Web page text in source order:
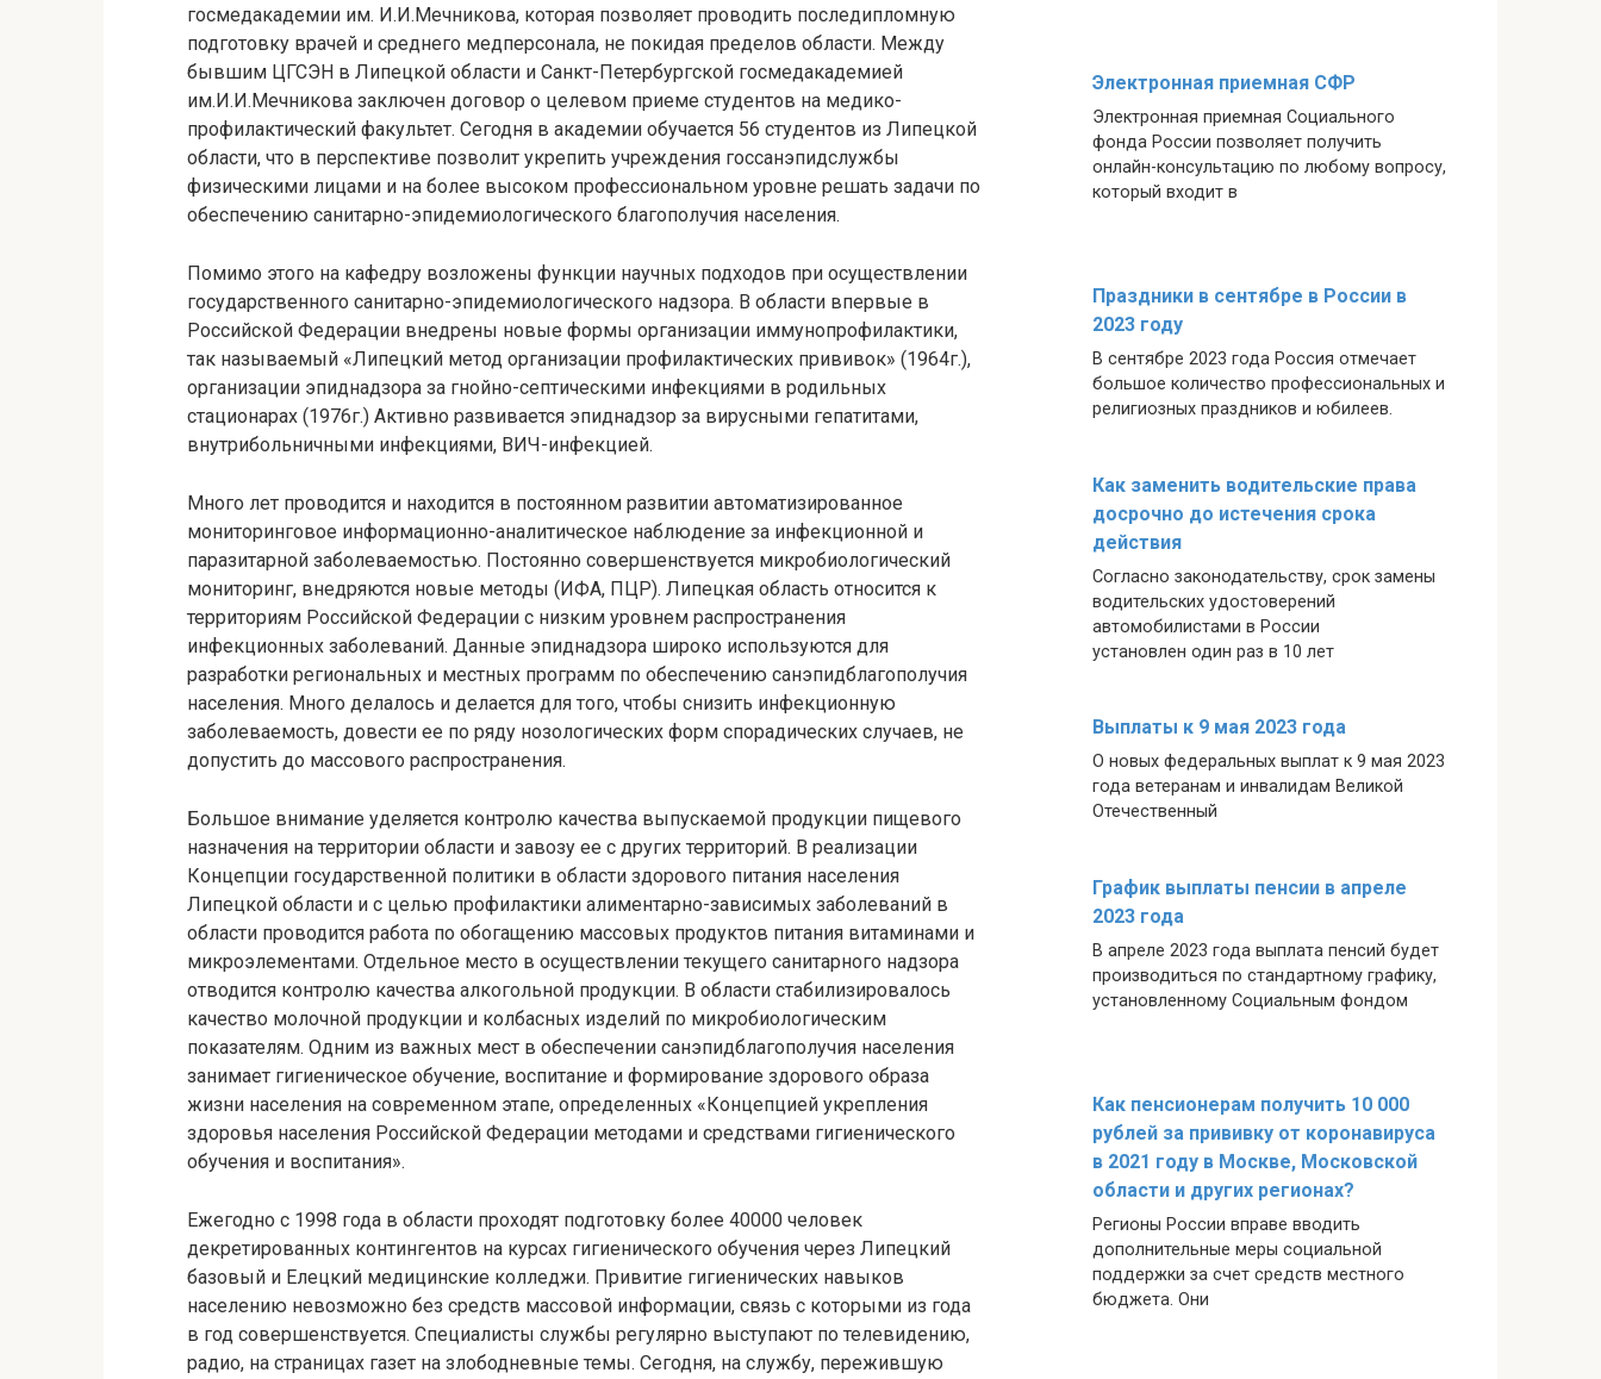
госмедакадемии им. И.И.Мечникова, которая позволяет проводить последипломную
подготовку врачей и среднего медперсонала, не покидая пределов области. Между
бывшим ЦГСЭН в Липецкой области и Санкт-Петербургской госмедакадемией
им.И.И.Мечникова заключен договор о целевом приеме студентов на медико-
профилактический факультет. Сегодня в академии обучается 56 студентов из Липецкой
области, что в перспективе позволит укрепить учреждения госсанэпидслужбы
физическими лицами и на более высоком профессиональном уровне решать задачи по
обеспечению санитарно-эпидемиологического благополучия населения.
Помимо этого на кафедру возложены функции научных подходов при осуществлении
государственного санитарно-эпидемиологического надзора. В области впервые в
Российской Федерации внедрены новые формы организации иммунопрофилактики,
так называемый «Липецкий метод организации профилактических прививок» (1964г.),
организации эпиднадзора за гнойно-септическими инфекциями в родильных
стационарах (1976г.) Активно развивается эпиднадзор за вирусными гепатитами,
внутрибольничными инфекциями, ВИЧ-инфекцией.
Много лет проводится и находится в постоянном развитии автоматизированное
мониторинговое информационно-аналитическое наблюдение за инфекционной и
паразитарной заболеваемостью. Постоянно совершенствуется микробиологический
мониторинг, внедряются новые методы (ИФА, ПЦР). Липецкая область относится к
территориям Российской Федерации с низким уровнем распространения
инфекционных заболеваний. Данные эпиднадзора широко используются для
разработки региональных и местных программ по обеспечению санэпидблагополучия
населения. Много делалось и делается для того, чтобы снизить инфекционную
заболеваемость, довести ее по ряду нозологических форм спорадических случаев, не
допустить до массового распространения.
Большое внимание уделяется контролю качества выпускаемой продукции пищевого
назначения на территории области и завозу ее с других территорий. В реализации
Концепции государственной политики в области здорового питания населения
Липецкой области и с целью профилактики алиментарно-зависимых заболеваний в
области проводится работа по обогащению массовых продуктов питания витаминами и
микроэлементами. Отдельное место в осуществлении текущего санитарного надзора
отводится контролю качества алкогольной продукции. В области стабилизировалось
качество молочной продукции и колбасных изделий по микробиологическим
показателям. Одним из важных мест в обеспечении санэпидблагополучия населения
занимает гигиеническое обучение, воспитание и формирование здорового образа
жизни населения на современном этапе, определенных «Концепцией укрепления
здоровья населения Российской Федерации методами и средствами гигиенического
обучения и воспитания».
Ежегодно с 1998 года в области проходят подготовку более 40000 человек
декретированных контингентов на курсах гигиенического обучения через Липецкий
базовый и Елецкий медицинские колледжи. Привитие гигиенических навыков
населению невозможно без средств массовой информации, связь с которыми из года
в год совершенствуется. Специалисты службы регулярно выступают по телевидению,
радио, на страницах газет на злободневные темы. Сегодня, на службу, пережившую
Электронная приемная СФР
Электронная приемная Социального
фонда России позволяет получить
онлайн-консультацию по любому вопросу,
который входит в
Праздники в сентябре в России в
2023 году
В сентябре 2023 года Россия отмечает
большое количество профессиональных и
религиозных праздников и юбилеев.
Как заменить водительские права
досрочно до истечения срока
действия
Согласно законодательству, срок замены
водительских удостоверений
автомобилистами в России
установлен один раз в 10 лет
Выплаты к 9 мая 2023 года
О новых федеральных выплат к 9 мая 2023
года ветеранам и инвалидам Великой
Отечественный
График выплаты пенсии в апреле
2023 года
В апреле 2023 года выплата пенсий будет
производиться по стандартному графику,
установленному Социальным фондом
Как пенсионерам получить 10 000
рублей за прививку от коронавируса
в 2021 году в Москве, Московской
области и других регионах?
Регионы России вправе вводить
дополнительные меры социальной
поддержки за счет средств местного
бюджета. Они